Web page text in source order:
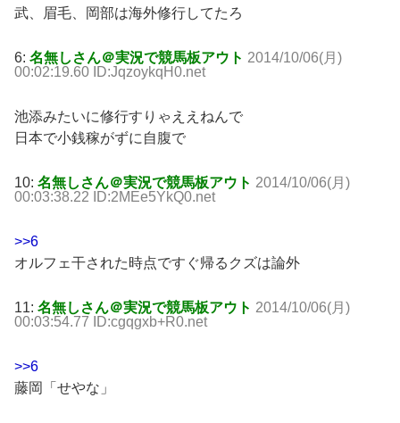
武、眉毛、岡部は海外修行してたろ
6: 名無しさん＠実況で競馬板アウト 2014/10/06(月)
00:02:19.60 ID:JqzoykqH0.net
池添みたいに修行すりゃええねんで
日本で小銭稼がずに自腹で
10: 名無しさん＠実況で競馬板アウト 2014/10/06(月)
00:03:38.22 ID:2MEe5YkQ0.net
>>6
オルフェ干された時点ですぐ帰るクズは論外
11: 名無しさん＠実況で競馬板アウト 2014/10/06(月)
00:03:54.77 ID:cgqgxb+R0.net
>>6
藤岡「せやな」